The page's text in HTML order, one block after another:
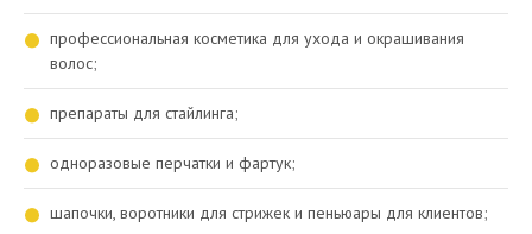
профессиональная косметика для ухода и окрашивания
волос;
препараты для стайлинга;
одноразовые перчатки и фартук;
шапочки, воротники для стрижек и пеньюары для клиентов;